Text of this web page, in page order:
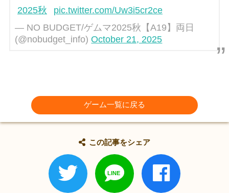
2025秋
pic.twitter.com/Uw3i5cr2ce
— NO BUDGET/ゲムマ2025秋【A19】両日
(@nobudget_info)October 21, 2025
ゲーム一覧に戻る
この記事をシェア